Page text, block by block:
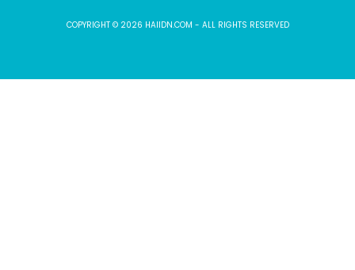
COPYRIGHT © 2026 HAIIDN.COM - ALL RIGHTS RESERVED